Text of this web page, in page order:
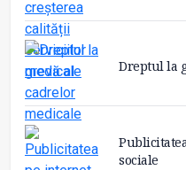
Dreptul la
sociale